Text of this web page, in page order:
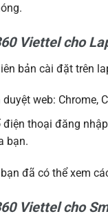
Viettel cho
bản cài đặt trên
web: Chrome,
điện thoại đăng
bạn.
đã có thể xem
Viettel cho